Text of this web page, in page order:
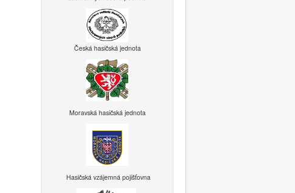
Česká hasičská jednota
Moravská hasičská jednota
Hasičská vzájemná pojišťovna